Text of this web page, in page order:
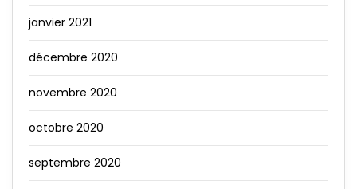
janvier 2021
décembre 2020
novembre 2020
octobre 2020
septembre 2020